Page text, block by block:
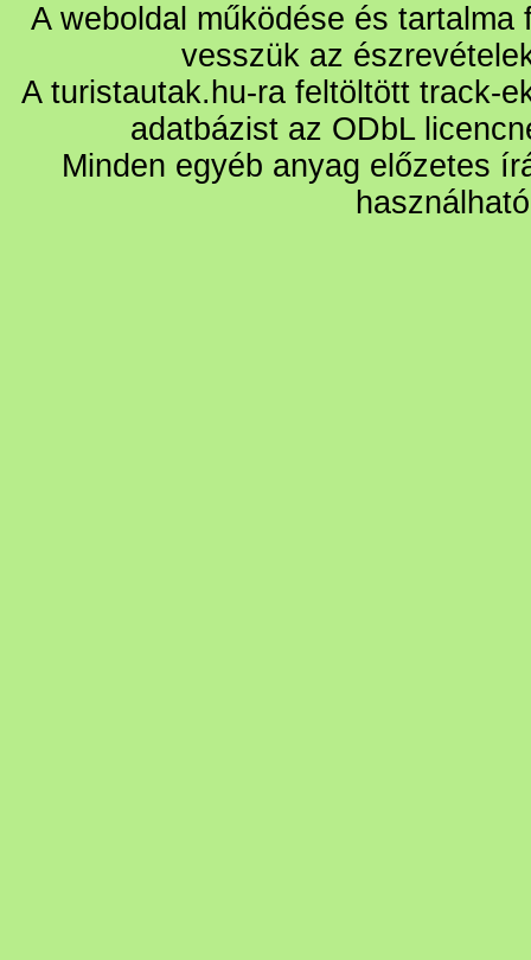
A weboldal működése és
vesszük az
A turistautak.hu-ra feltöltött track-
adatbázist az ODbL
Minden egyéb anyag előzetes